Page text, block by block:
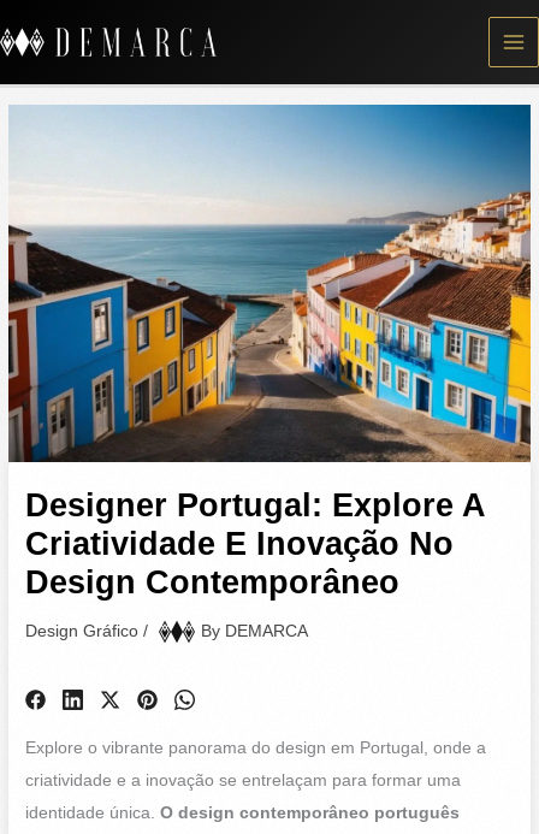
to
content
Designer Portugal: Explore A
Criatividade E Inovação No
Design Contemporâneo
Design Gráfico / By DEMARCA
Explore o vibrante panorama do design em Portugal, onde a
criatividade e a inovação se entrelaçam para formar uma
identidade única.O design contemporâneo português